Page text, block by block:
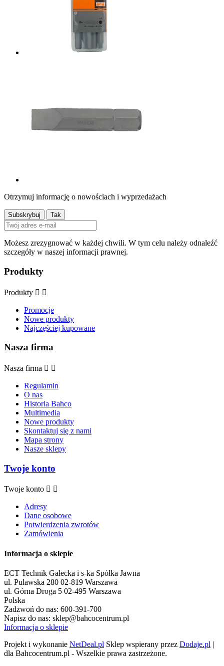
Otrzymuj informację o nowościach i wyprzedażach
Możesz zrezygnować w każdej chwili. W tym celu należy odnaleźć
szczegóły w naszej informacji prawnej.
Produkty
Produkty  
Promocje
Nowe produkty
Najczęściej kupowane
Nasza firma
Nasza firma  
Regulamin
O nas
Historia Bahco
Multimedia
Nowe produkty
Skontaktuj się z nami
Mapa strony
Nasze sklepy
Twoje konto
Twoje konto  
Adresy
Dane osobowe
Potwierdzenia zwrotów
Zamówienia
Informacja o sklepie
ECT Technik Gałecka i s-ka Spółka Jawna
ul. Puławska 280 02-819 Warszawa
ul. Górna Droga 5 02-495 Warszawa
Polska
Zadzwoń do nas: 600-391-700
Napisz do nas: sklep@bahcocentrum.pl
Informacja o sklepie
Projekt i wykonanie NetDeal.pl Sklep wspierany przez Dodaje.pl |
dla Bahcocentrum.pl - Wszelkie prawa zastrzeżone.